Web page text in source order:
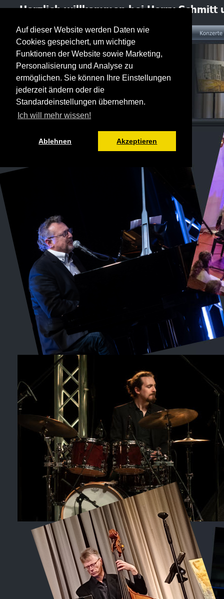
Auf dieser Website werden Daten wie
Cookies gespeichert, um wichtige
Funktionen der Website sowie Marketing,
Personalisierung und Analyse zu
ermöglichen. Sie können Ihre Einstellungen
jederzeit ändern oder die
Standardeinstellungen übernehmen.
Ich will mehr wissen!
Ablehnen Akzeptieren
Herzlich willkommen bei Herry
Solokonzert oder großes
Orchester?
Konzerte mit